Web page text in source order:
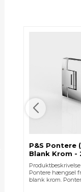
P&S Pontere
Blank Krom -
Pontere hængsel
blank krom.